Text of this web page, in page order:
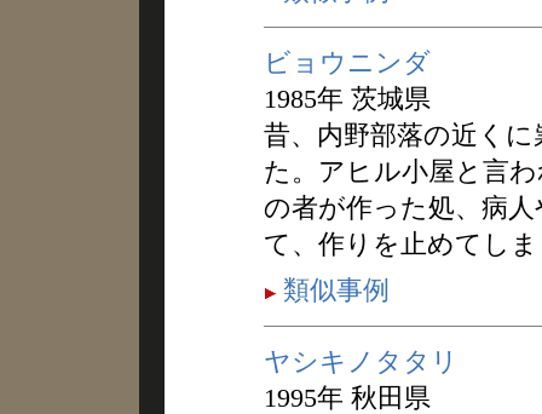
ビョウニンダ
1985年 茨城県
昔、内野部落の近く
た。アヒル小屋と言
の者が作った処、病
て、作りを止めてし
類似事例
ヤシキノタタリ
1995年 秋田県